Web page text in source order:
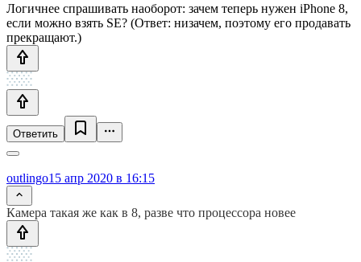
Логичнее спрашивать наоборот: зачем теперь нужен iPhone 8,
если можно взять SE? (Ответ: низачем, поэтому его продавать
прекращают.)
Ответить
outlingo15 апр 2020 в 16:15
Камера такая же как в 8, разве что процессора новее